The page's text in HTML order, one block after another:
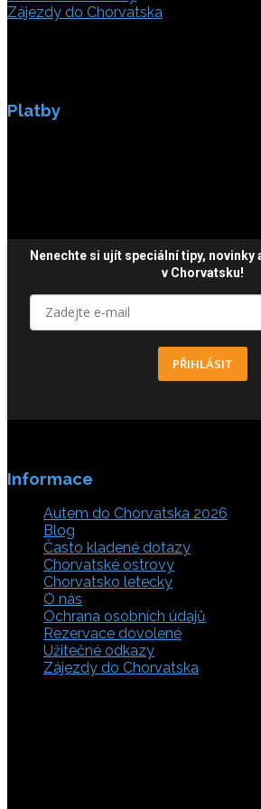
Zájezdy do Chorvatska
Platby
Nenechte si ujít speciální tipy, novinky
v Chorvatsku!
PŘIHLÁSIT
Informace
Autem do Chorvatska 2026
Blog
Často kladené dotazy
Chorvatské ostrovy
Chorvatsko letecky
O nás
Ochrana osobních údajů
Rezervace dovolené
Užitečné odkazy
Zájezdy do Chorvatska